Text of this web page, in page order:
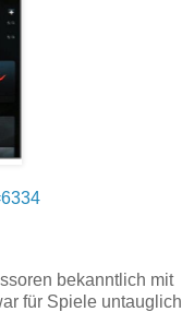
bekanntlich mit
für Spiele untauglich